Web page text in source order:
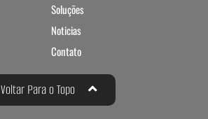
Soluções
Noticias
Contato
Voltar Para o Topo